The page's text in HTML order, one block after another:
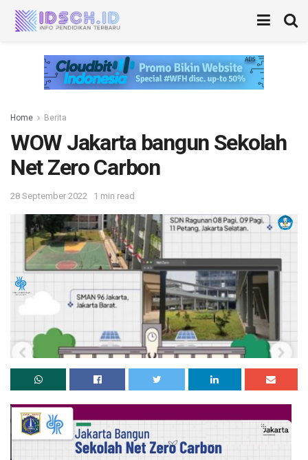
Home Berita
WOW Jakarta bangun Sekolah
Net Zero Carbon
28 September 2022 1 min read